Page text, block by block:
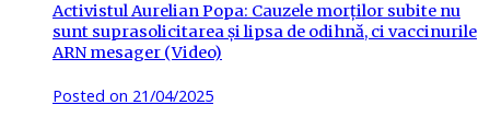
Activistul Aurelian Popa: Cauzele morților subite nu
sunt suprasolicitarea și lipsa de odihnă, ci vaccinurile
ARN mesager (Video)
Posted on 21/04/2025